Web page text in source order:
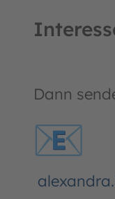
Dann